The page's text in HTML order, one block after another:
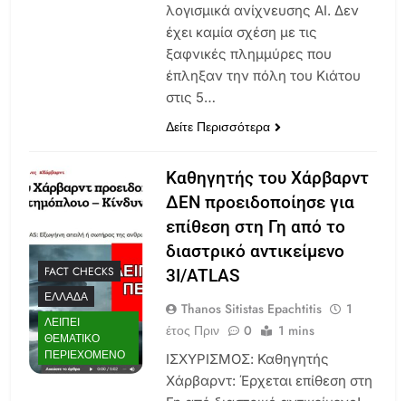
λογισμικά ανίχνευσης AI. Δεν
έχει καμία σχέση με τις
ξαφνικές πλημμύρες που
έπληξαν την πόλη του Κιάτου
στις 5…
Δείτε Περισσότερα
FACT CHECKS
ΕΛΛΆΔΑ
ΛΕΊΠΕΙ
ΘΕΜΑΤΙΚΌ
ΠΕΡΙΕΧΌΜΕΝΟ
Καθηγητής του Χάρβαρντ
ΔΕΝ προειδοποίησε για
επίθεση στη Γη από το
διαστρικό αντικείμενο
3I/ATLAS
Thanos Sitistas Epachtitis
1
έτος Πριν
0 1 mins
ΙΣΧΥΡΙΣΜΟΣ: Καθηγητής
Χάρβαρντ: Έρχεται επίθεση στη